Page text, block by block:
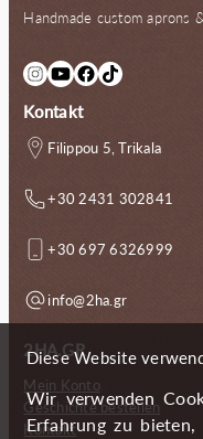
Handmade custom aprons
InstagramYouTube Facebook TikTok
Kontakt
Filippou 5, Trikala
+30 2431 302841
+30 697 6326999
info@2ha.gr
2HA.GR
Mein Konto
Geschichte bestellen
Kontakt
Diese Website
Wir verwenden
Erfahrung zu